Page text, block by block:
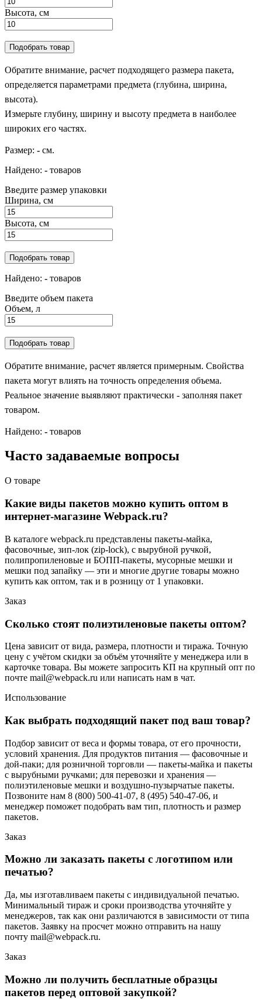
Высота, см
Подобрать товар
Обратите внимание, расчет подходящего размера пакета,
определяется параметрами предмета (глубина, ширина,
высота).
Измерьте глубину, ширину и высоту предмета в наиболее
широких его частях.
Размер: - см.
Найдено: - товаров
Введите размер упаковки
Ширина, см
Высота, см
Подобрать товар
Найдено: - товаров
Введите объем пакета
Объем, л
Подобрать товар
Обратите внимание, расчет является примерным. Свойства
пакета могут влиять на точность определения объема.
Реальное значение выявляют практически - заполняя пакет
товаром.
Найдено: - товаров
Часто задаваемые вопросы
О товаре
Какие виды пакетов можно купить оптом в
интернет-магазине Webpack.ru?
В каталоге webpack.ru представлены пакеты-майка,
фасовочные, зип-лок (zip-lock), с вырубной ручкой,
полипропиленовые и БОПП-пакеты, мусорные мешки и
мешки под запайку — эти и многие другие товары можно
купить как оптом, так и в розницу от 1 упаковки.
Заказ
Сколько стоят полиэтиленовые пакеты оптом?
Цена зависит от вида, размера, плотности и тиража. Точную
цену с учётом скидки за объём уточняйте у менеджера или в
карточке товара. Вы можете запросить КП на крупный опт по
почте mail@webpack.ru или написать нам в чат.
Использование
Как выбрать подходящий пакет под ваш товар?
Подбор зависит от веса и формы товара, от его прочности,
условий хранения. Для продуктов питания — фасовочные и
дой-паки; для розничной торговли — пакеты-майка и пакеты
с вырубными ручками; для перевозки и хранения —
полиэтиленовые мешки и воздушно-пузырчатые пакеты.
Позвоните нам 8 (800) 500-41-07, 8 (495) 540-47-06, и
менеджер поможет подобрать вам тип, плотность и размер
пакетов.
Заказ
Можно ли заказать пакеты с логотипом или
печатью?
Да, мы изготавливаем пакеты с индивидуальной печатью.
Минимальный тираж и сроки производства уточняйте у
менеджеров, так как они различаются в зависимости от типа
пакетов. Заявку на просчет можно отправить на нашу
почту mail@webpack.ru.
Заказ
Можно ли получить бесплатные образцы
пакетов перед оптовой закупкой?